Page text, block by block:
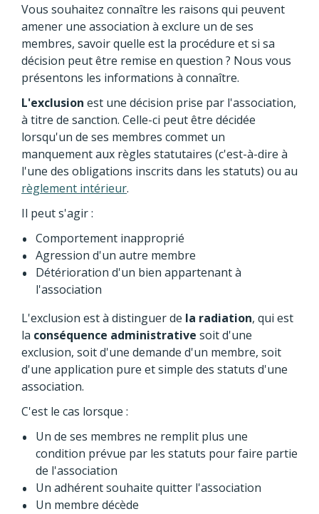
Vous souhaitez connaître les raisons qui peuvent
amener une association à exclure un de ses
membres, savoir quelle est la procédure et si sa
décision peut être remise en question ? Nous vous
présentons les informations à connaître.
L'exclusion est une décision prise par l'association,
à titre de sanction. Celle-ci peut être décidée
lorsqu'un de ses membres commet un
manquement aux règles statutaires (c'est-à-dire à
l'une des obligations inscrits dans les statuts) ou au
règlement intérieur.
Il peut s'agir :
Comportement inapproprié
Agression d'un autre membre
Détérioration d'un bien appartenant à
l'association
L'exclusion est à distinguer de la radiation, qui est
la conséquence administrative soit d'une
exclusion, soit d'une demande d'un membre, soit
d'une application pure et simple des statuts d'une
association.
C'est le cas lorsque :
Un de ses membres ne remplit plus une
condition prévue par les statuts pour faire partie
de l'association
Un adhérent souhaite quitter l'association
Un membre décède